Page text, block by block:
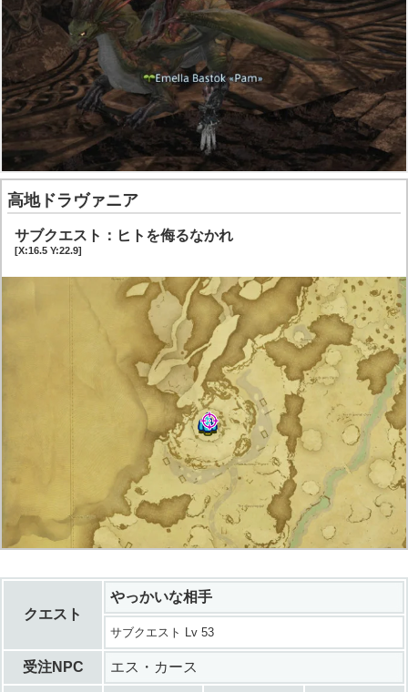
高地ドラヴァニア
サブクエスト：ヒトを侮るなかれ
[X:16.5 Y:22.9]
クエスト
やっかいな相手
サブクエスト Lv 53
受注NPC エス・カース